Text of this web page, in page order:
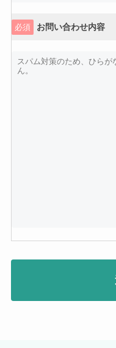
必須 お問い合わせ内容